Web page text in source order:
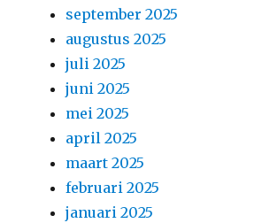
september 2025
augustus 2025
juli 2025
juni 2025
mei 2025
april 2025
maart 2025
februari 2025
januari 2025